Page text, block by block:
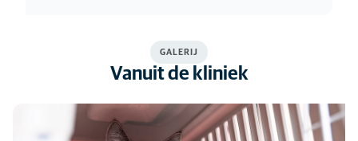
GALERIJ
Vanuit de kliniek